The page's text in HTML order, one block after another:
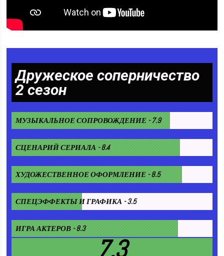
Дружеское соперничество
2 сезон
МУЗЫКАЛЬНОЕ СОПРОВОЖДЕНИЕ - 7.9
СЦЕНАРИЙ СЕРИАЛА - 8.4
ХУДОЖЕСТВЕННОЕ ОФОРМЛЕНИЕ - 8.5
СПЕЦЭФФЕКТЫ И ГРАФИКА - 3.5
ИГРА АКТЕРОВ - 8.3
7.3